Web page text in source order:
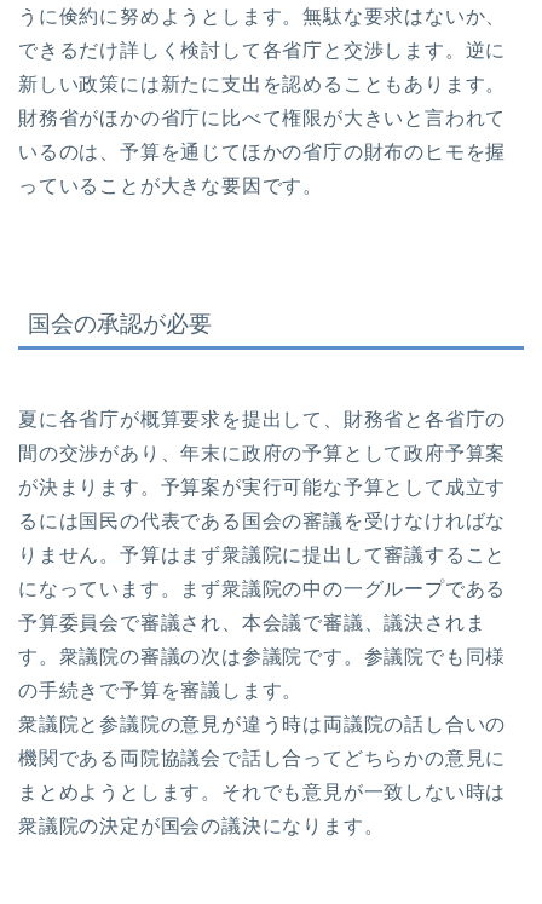
うに倹約に努めようとします。無駄な要求はないか、
できるだけ詳しく検討して各省庁と交渉します。逆に
新しい政策には新たに支出を認めることもあります。
財務省がほかの省庁に比べて権限が大きいと言われて
いるのは、予算を通じてほかの省庁の財布のヒモを握
っていることが大きな要因です。
国会の承認が必要
夏に各省庁が概算要求を提出して、財務省と各省庁の
間の交渉があり、年末に政府の予算として政府予算案
が決まります。予算案が実行可能な予算として成立す
るには国民の代表である国会の審議を受けなければな
りません。予算はまず衆議院に提出して審議すること
になっています。まず衆議院の中の一グループである
予算委員会で審議され、本会議で審議、議決されま
す。衆議院の審議の次は参議院です。参議院でも同様
の手続きで予算を審議します。
衆議院と参議院の意見が違う時は両議院の話し合いの
機関である両院協議会で話し合ってどちらかの意見に
まとめようとします。それでも意見が一致しない時は
衆議院の決定が国会の議決になります。